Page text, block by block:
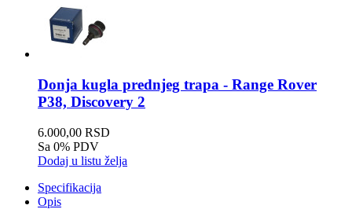
Donja kugla prednjeg trapa - Range Rover
P38, Discovery 2
6.000,00 RSD
Sa 0% PDV
Dodaj u listu želja
Specifikacija
Opis